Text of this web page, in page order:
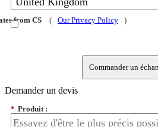
from CS ( Our Privacy Policy )
Commander un
Demander un devis
* Produit :